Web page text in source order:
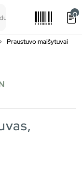
0
Praustuvo maišytuvai